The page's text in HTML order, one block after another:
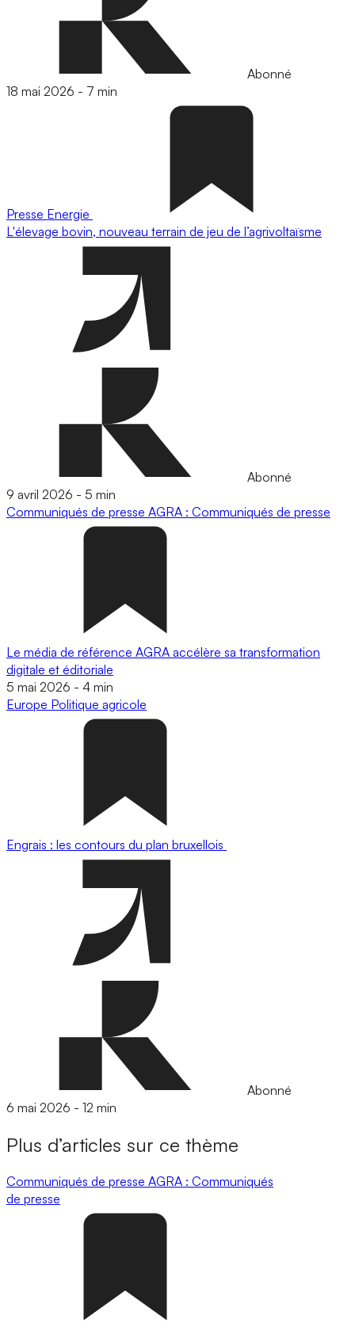
Abonné
18 mai 2026 - 7 min
Presse Energie
L'élevage bovin, nouveau terrain de jeu de l’agrivoltaïsme
Abonné
9 avril 2026 - 5 min
Communiqués de presse AGRA : Communiqués de presse
Le média de référence AGRA accélère sa transformation
digitale et éditoriale
5 mai 2026 - 4 min
Europe Politique agricole
Engrais : les contours du plan bruxellois
Abonné
6 mai 2026 - 12 min
Plus d’articles sur ce thème
Communiqués de presse AGRA : Communiqués
de presse